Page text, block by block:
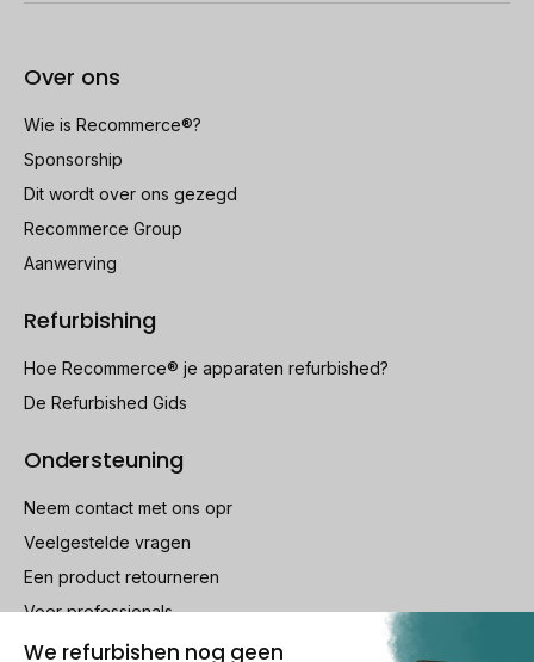
Over ons
Wie is Recommerce®?
Sponsorship
Dit wordt over ons gezegd
Recommerce Group
Aanwerving
Refurbishing
Hoe Recommerce® je apparaten refurbished?
De Refurbished Gids
Ondersteuning
Neem contact met ons opr
Veelgestelde vragen
Een product retourneren
Voor professionals